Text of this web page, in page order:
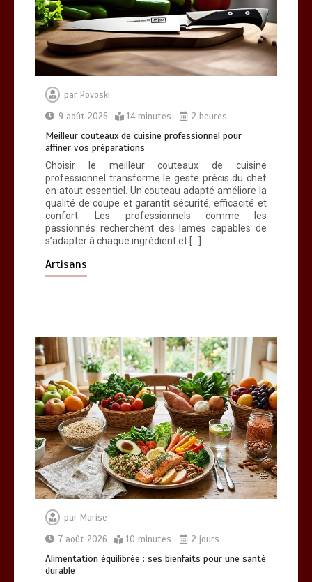
Alimentation équilibrée : ses bienfaits
pour une santé durable
0
10 minutes
par Povoski
9 août 2026
14 minutes 2 heures
Meilleur couteaux de cuisine professionnel pour
affiner vos préparations
Choisir le meilleur couteaux de cuisine
professionnel transforme le geste précis du chef
en atout essentiel. Un couteau adapté améliore la
qualité de coupe et garantit sécurité, efficacité et
confort. Les professionnels comme les
passionnés recherchent des lames capables de
s’adapter à chaque ingrédient et […]
Artisans
par Marise
7 août 2026
10 minutes 2 jours
Alimentation équilibrée : ses bienfaits pour une santé
durable